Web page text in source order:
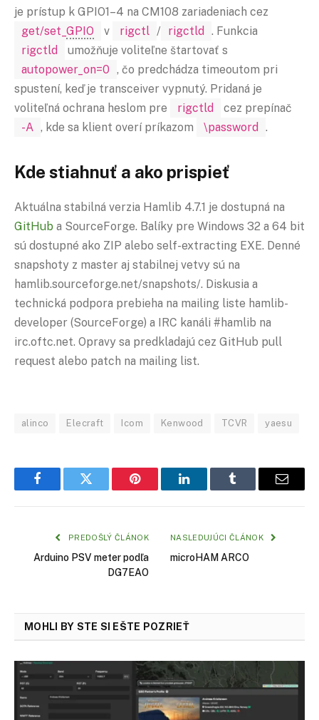
je prístup k GPIO1–4 na CM108 zariadeniach cez
get/set_ GPIO v rigctl / rigctld
. Funkcia
rigctld
umožňuje voliteľne štartovať s
autopower_on=0 , čo predchádza timeoutom pri
spustení, keď je transceiver vypnutý. Pridaná je
voliteľná ochrana heslom pre
rigctld
cez prepínač
-A , kde sa klient overí príkazom \password .
Kde stiahnuť a ako prispieť
Aktuálna stabilná verzia Hamlib 4.7.1 je dostupná na
GitHub a SourceForge. Balíky pre Windows 32 a 64 bit
sú dostupné ako ZIP alebo self-extracting EXE. Denné
snapshoty z master aj stabilnej vetvy sú na
hamlib.sourceforge.net/snapshots/. Diskusia a
technická podpora prebieha na mailing liste hamlib-
developer (SourceForge) a IRC kanáli #hamlib na
irc.oftc.net. Opravy sa predkladajú cez GitHub pull
request alebo patch na mailing list.
alinco Elecraft Icom Kenwood TCVR yaesu
FacebookTwitter Pinterest LinkedInTumblr Email
PREDOŠLÝ ČLÁNOK
Arduino PSV meter podľa
DG7EAO
NASLEDUJÚCI ČLÁNOK
microHAM ARCO
MOHLI BY STE SI EŠTE POZRIEŤ